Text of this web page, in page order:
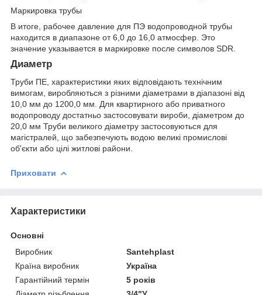
Маркировка трубы
В итоге, рабочее давление для ПЭ водопроводной трубы
находится в диапазоне от 6,0 до 16,0 атмосфер. Это
значение указывается в маркировке после символов SDR.
Диаметр
Труби ПЕ, характеристики яких відповідають технічним
вимогам, виробляються з різними діаметрами в діапазоні від
10,0 мм до 1200,0 мм. Для квартирного або приватного
водопроводу достатньо застосовувати вироби, діаметром до
20,0 мм Труби великого діаметру застосовуються для
магістралей, що забезпечують водою великі промислові
об'єкти або цілі житлові райони.
Приховати
Характеристики
Основні
Виробник
Santehplast
Країна виробник
Україна
Гарантійний термін
5 років